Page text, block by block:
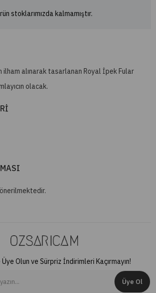
stoklarımızda kalmamıştır.
ilham alınarak tasarlanan Royal İpek Fular
olacak.
Olun ve Sürpriz İndirimleri Kaçırmayın!
Üye Ol